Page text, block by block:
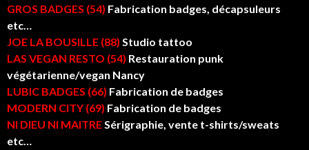
GROS BADGES (54) Fabrication badges, décapsuleurs
etc…
JOE LA BOUSILLE (88) Studio tattoo
LAS VEGAN RESTO (54) Restauration punk
végétarienne/vegan Nancy
LUBIC BADGES (66) Fabrication de badges
MODERN CITY (69) Fabrication de badges
NI DIEU NI MAITRESérigraphie, vente t-shirts/sweats
etc…